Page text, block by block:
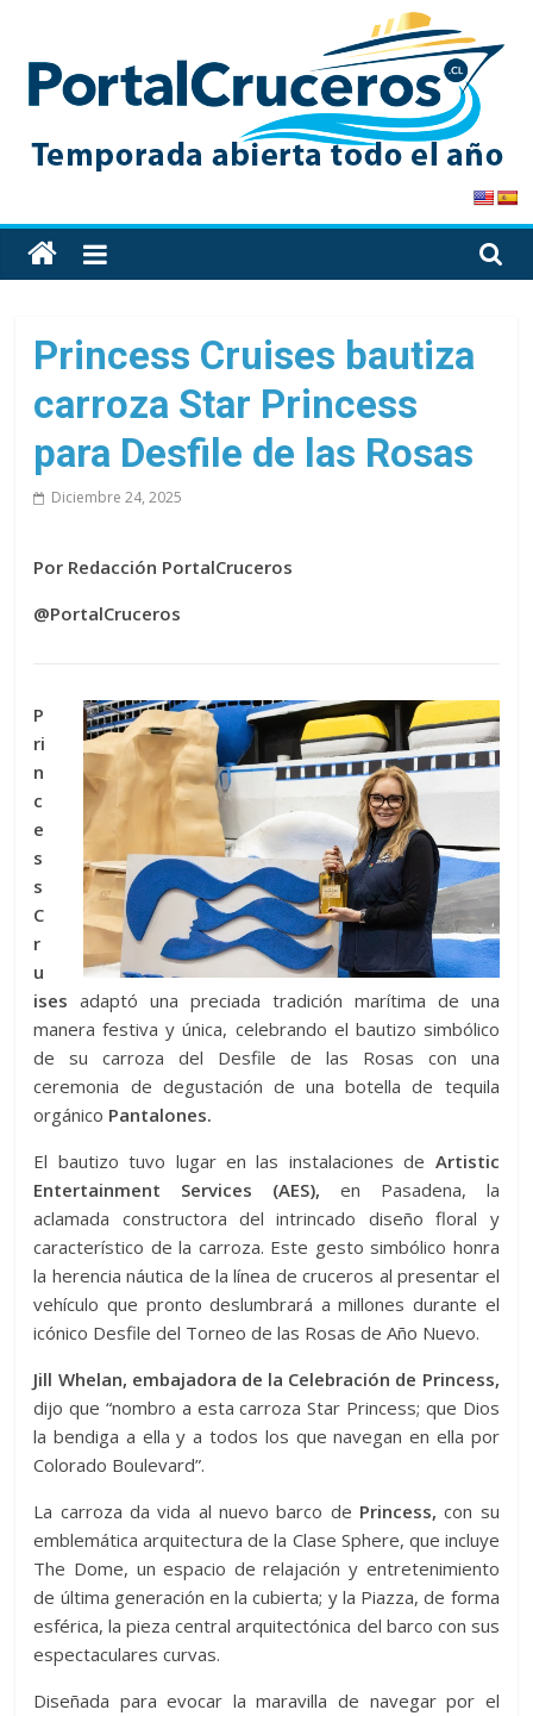
content
PortalCruceros
Toda
la
de
cruceros
en
solo
sitio
Princess Cruises bautiza
carroza Star Princess
para Desfile de las Rosas
Diciembre 24, 2025
Por Redacción PortalCruceros
@PortalCruceros
P
ri
n
c
e
s
s
C
r
u
ises adaptó una preciada tradición marítima de una
manera festiva y única, celebrando el bautizo simbólico
de su carroza del Desfile de las Rosas con una
ceremonia de degustación de una botella de tequila
orgánico Pantalones.
El bautizo tuvo lugar en las instalaciones de Artistic
Entertainment Services (AES), en Pasadena, la
aclamada constructora del intrincado diseño floral y
característico de la carroza. Este gesto simbólico honra
la herencia náutica de la línea de cruceros al presentar el
vehículo que pronto deslumbrará a millones durante el
icónico Desfile del Torneo de las Rosas de Año Nuevo.
Jill Whelan, embajadora de la Celebración de Princess,
dijo que “nombro a esta carroza Star Princess; que Dios
la bendiga a ella y a todos los que navegan en ella por
Colorado Boulevard”.
La carroza da vida al nuevo barco de Princess, con su
emblemática arquitectura de la Clase Sphere, que incluye
The Dome, un espacio de relajación y entretenimiento
de última generación en la cubierta; y la Piazza, de forma
esférica, la pieza central arquitectónica del barco con sus
espectaculares curvas.
Diseñada para evocar la maravilla de navegar por el